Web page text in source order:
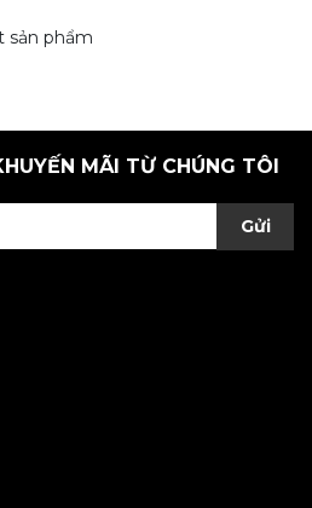
sản phẩm
MÃI TỪ CHÚNG TÔI
Gửi